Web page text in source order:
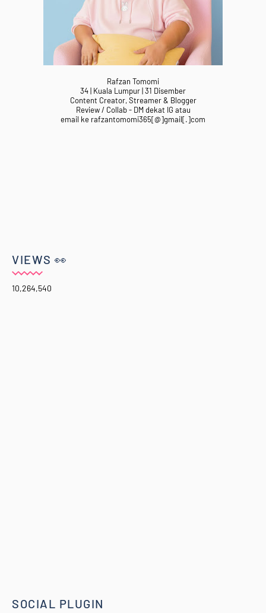
Rafzan Tomomi
34 | Kuala Lumpur | 31 Disember
Content Creator, Streamer & Blogger
Review / Collab - DM dekat IG atau
email ke rafzantomomi365[@]gmail[.]com
VIEWS 👀
10,264,540
SOCIAL PLUGIN